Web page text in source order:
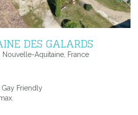
DES GALARDS
Nouvelle-Aquitaine, France
Friendly